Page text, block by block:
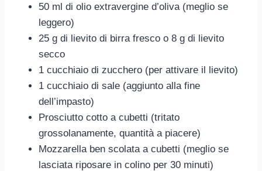
50 ml di olio extravergine d’oliva (meglio se
leggero)
25 g di lievito di birra fresco o 8 g di lievito
secco
1 cucchiaio di zucchero (per attivare il lievito)
1 cucchiaio di sale (aggiunto alla fine
dell’impasto)
Prosciutto cotto a cubetti (tritato
grossolanamente, quantità a piacere)
Mozzarella ben scolata a cubetti (meglio se
lasciata riposare in colino per 30 minuti)